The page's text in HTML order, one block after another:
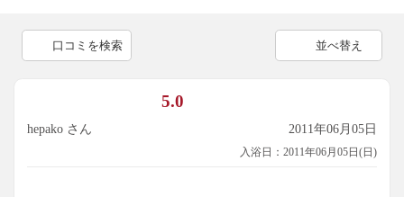
口コミを検索 並べ替え
5.0
hepako さん 2011年06月05日
入浴日：2011年06月05日(日)